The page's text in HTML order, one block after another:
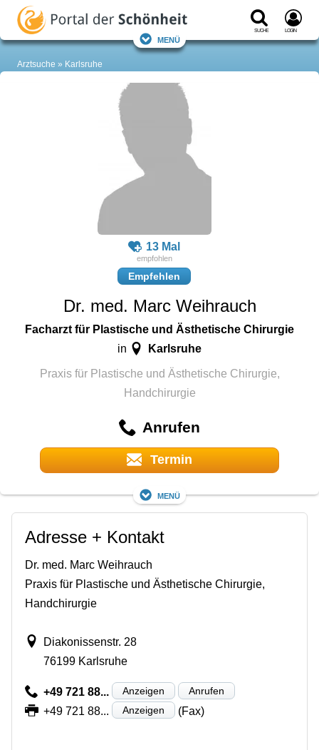
Suche Login
Menü
Arztsuche Karlsruhe
13 Mal
Empfehlen
Dr. med. Marc Weihrauch
Facharzt für Plastische und Ästhetische Chirurgie
in Karlsruhe
Praxis für Plastische und Ästhetische Chirurgie,
Handchirurgie
Anrufen
Termin
Menü
Adresse + Kontakt
Dr. med. Marc Weihrauch
Praxis für Plastische und Ästhetische Chirurgie,
Handchirurgie
Diakonissenstr. 28
76199 Karlsruhe
+49 721 88... Anzeigen Anrufen
+49 721 88... Anzeigen (Fax)